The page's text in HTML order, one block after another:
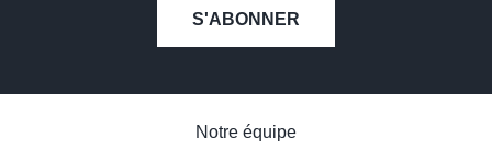
S'ABONNER
Notre équipe